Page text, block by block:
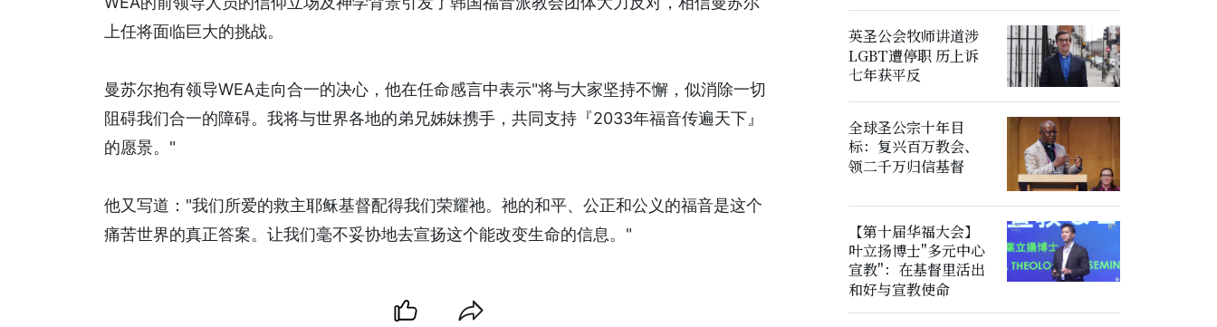
上任将面临巨大的挑战。
曼苏尔抱有领导WEA走向合一的决心，他在任命感言中表示"将与大家坚持不懈，似消除一切
阻碍我们合一的障碍。我将与世界各地的弟兄姊妹携手，共同支持『2033年福音传遍天下』
的愿景。"
他又写道："我们所爱的救主耶稣基督配得我们荣耀祂。祂的和平、公正和公义的福音是这个
痛苦世界的真正答案。让我们毫不妥协地去宣扬这个能改变生命的信息。"
英圣公会牧师讲道涉
LGBT遭停职 历上诉
七年获平反
全球圣公宗十年目
标：复兴百万教会、
领二千万归信基督
【第十届华福大会】
叶立扬博士"多元中心
宣教"：在基督里活出
和好与宣教使命